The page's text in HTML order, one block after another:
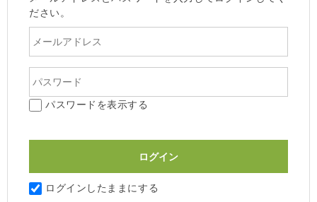
ださい。
パスワードを表示する
ログインしたままにする